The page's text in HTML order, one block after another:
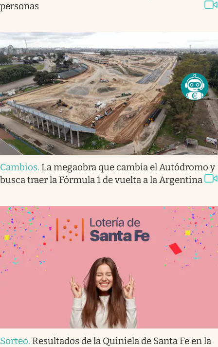
personas
Cambios. La megaobra que cambia el Autódromo y
busca traer la Fórmula 1 de vuelta a la Argentina
Sorteo. Resultados de la Quiniela de Santa Fe en la